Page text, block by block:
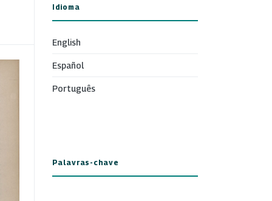
Idioma
English
Español
Português
Palavras-chave